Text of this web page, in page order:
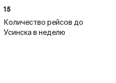
15
Количество рейсов до
Усинска в неделю